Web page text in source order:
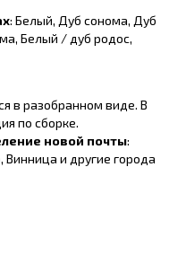
: Белый, Дуб сонома, Дуб
Белый / дуб родос,
в разобранном виде. В
по сборке.
новой почты:
и другие города